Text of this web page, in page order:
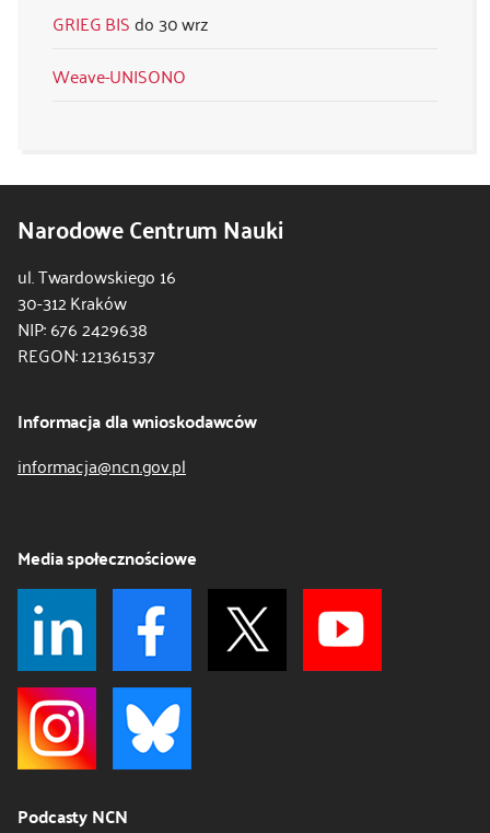
GRIEG BIS
30 wrz
Weave-UNISONO
Narodowe Centrum Nauki
ul. Twardowskiego 16
30-312 Kraków
NIP: 676 2429638
REGON: 121361537
Informacja dla wnioskodawców
informacja@ncn.gov.pl
Media społecznościowe
Podcasty NCN